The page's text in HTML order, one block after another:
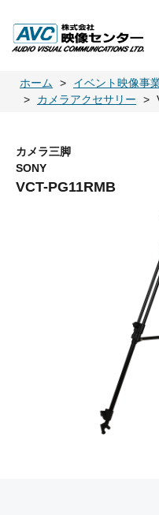
ホーム イベント映像事
カメラアクセサリー
カメラ三脚
SONY
VCT-PG11RMB